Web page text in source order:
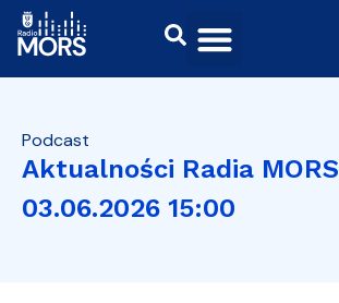
Podcast
Aktualności Radia MORS
03.06.2026 15:00